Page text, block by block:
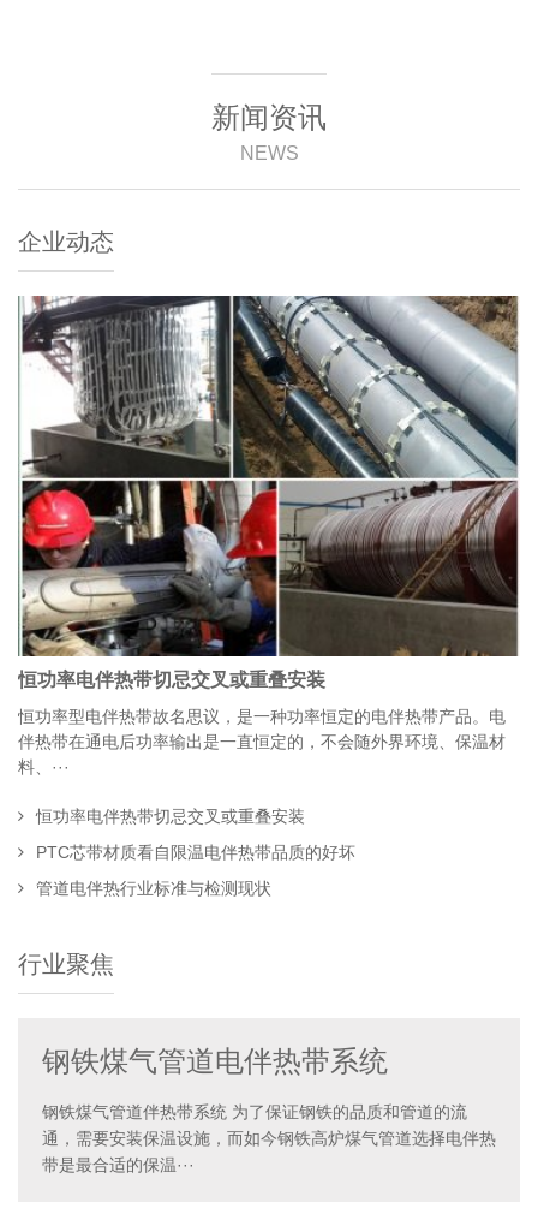
新闻资讯
NEWS
企业动态
恒功率电伴热带切忌交叉或重叠安装
恒功率型电伴热带故名思议，是一种功率恒定的电伴热带产品。电
伴热带在通电后功率输出是一直恒定的，不会随外界环境、保温材
料、···
恒功率电伴热带切忌交叉或重叠安装
PTC芯带材质看自限温电伴热带品质的好坏
管道电伴热行业标准与检测现状
行业聚焦
钢铁煤气管道电伴热带系统
钢铁煤气管道伴热带系统 为了保证钢铁的品质和管道的流
通，需要安装保温设施，而如今钢铁高炉煤气管道选择电伴热
带是最合适的保温···